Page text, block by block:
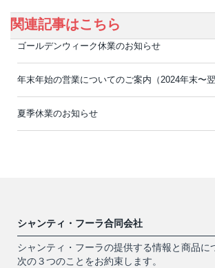
関連記事はこちら
ゴールデンウィーク休業のお知らせ
年末年始の営業についてのご案内（2024年末〜翌
夏季休業のお知らせ
シャンティ・フーラ合同会社
シャンティ・フーラの提供する情報と商品に
次の３つのことをお約束します。